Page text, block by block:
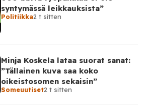
syntymässä leikkauksista”
Politiikka2 t sitten
Minja Koskela lataa suorat sanat:
”Tällainen kuva saa koko
oikeistosomen sekaisin”
Someuutiset2 t sitten